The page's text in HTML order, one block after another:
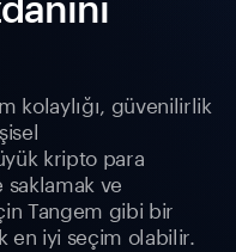
kolaylığı, güvenilirlik
kripto para
saklamak ve
Tangem gibi bir
en iyi seçim olabilir.